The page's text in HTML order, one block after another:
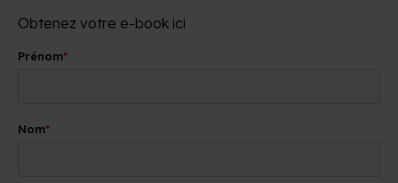
Obtenez votre e-book ici